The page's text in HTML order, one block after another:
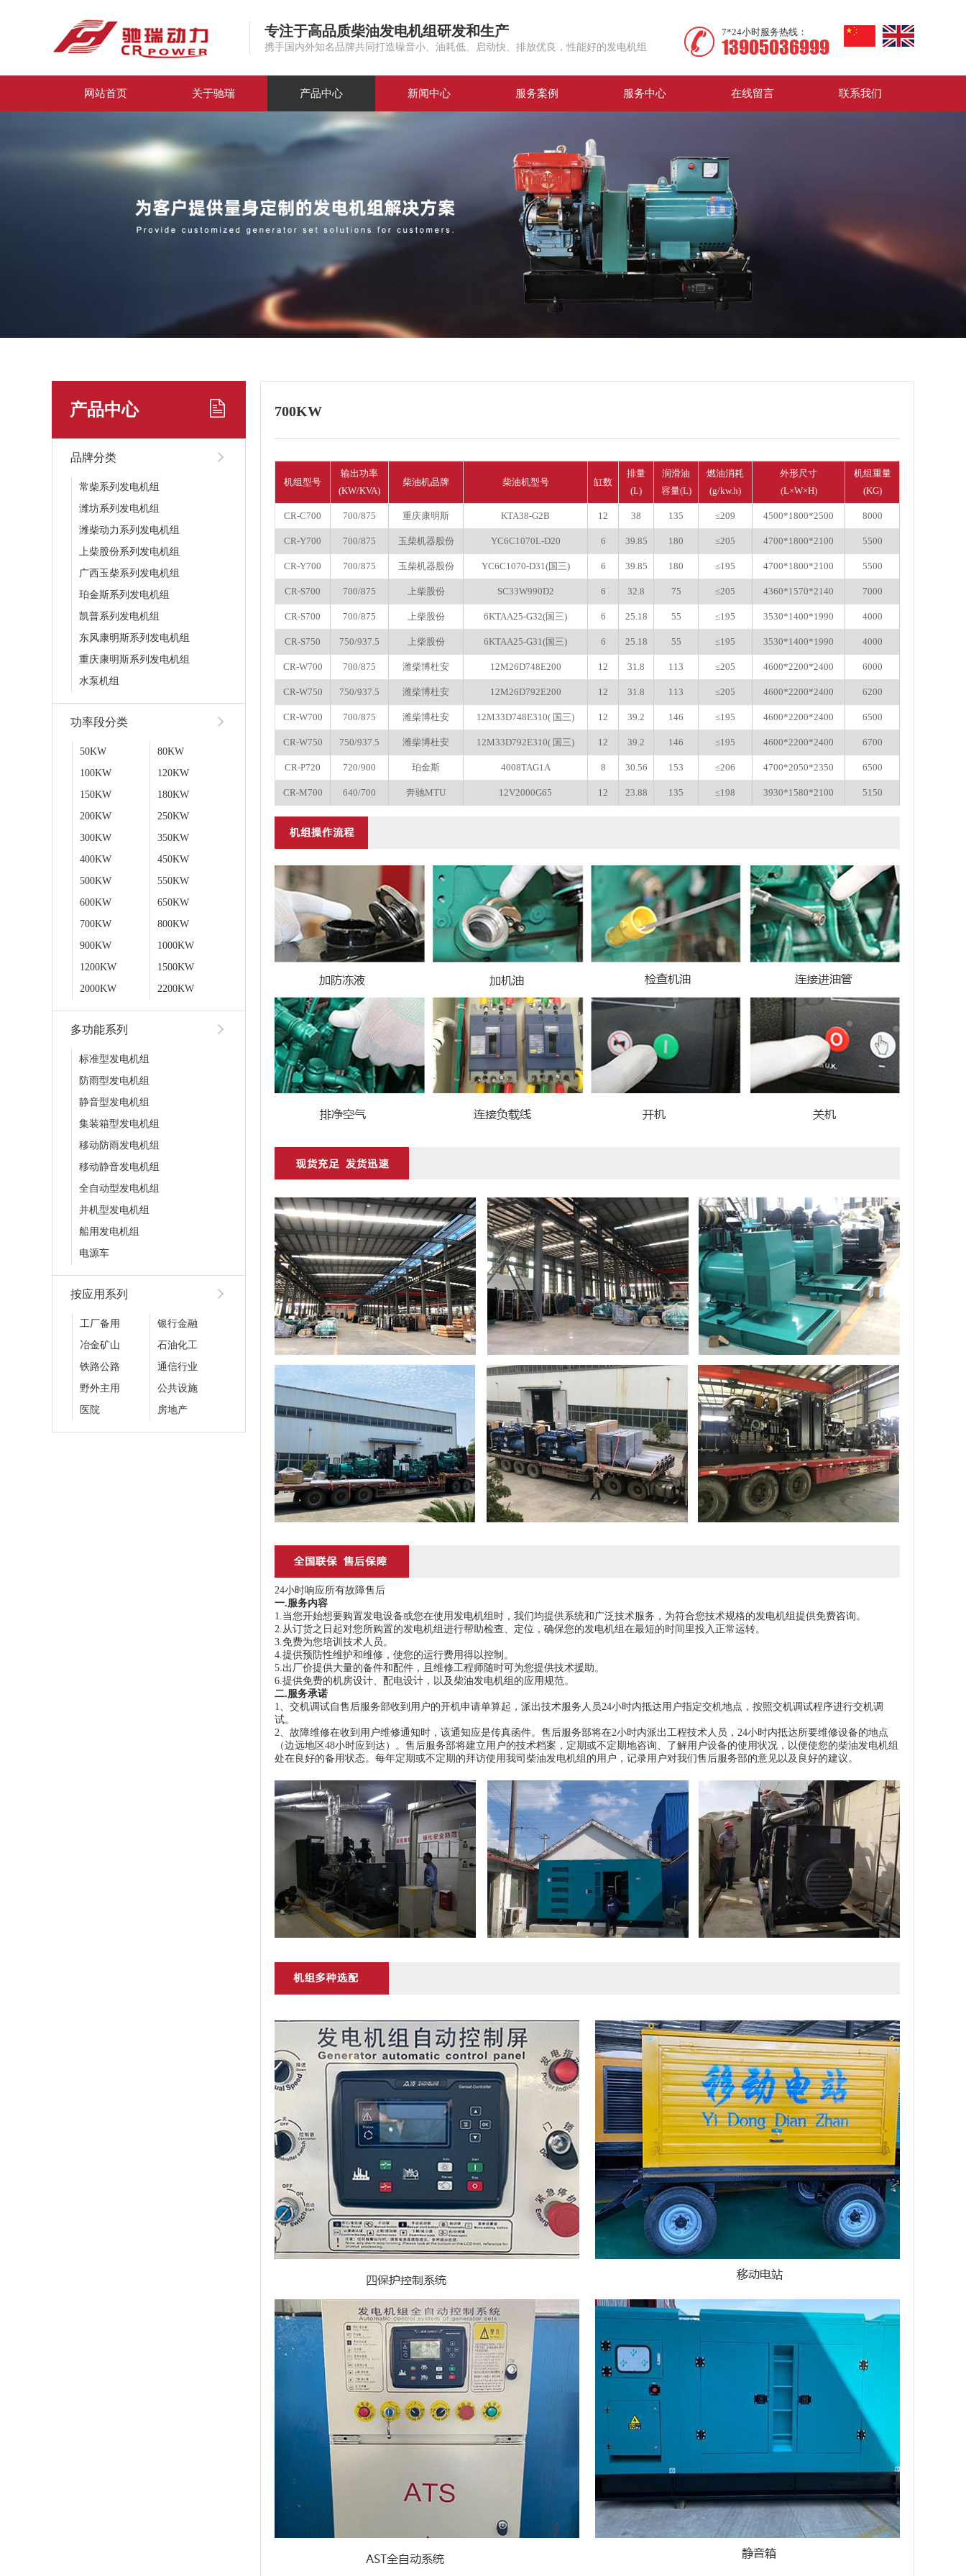
专注于高品质柴油发电机组研发和生产
携手国内外知名品牌共同打造噪音小、油耗低、启动快、排放优良，性能好的发电机组
7*24小时服务热线：
13905036999
网站首页 关于驰瑞 产品中心 新闻中心 服务案例 服务中心 在线留言 联系我们
产品中心
品牌分类
常柴系列发电机组
潍坊系列发电机组
潍柴动力系列发电机组
上柴股份系列发电机组
广西玉柴系列发电机组
珀金斯系列发电机组
凯普系列发电机组
东风康明斯系列发电机组
重庆康明斯系列发电机组
水泵机组
功率段分类
50KW
80KW
100KW
120KW
150KW
180KW
200KW
250KW
300KW
350KW
400KW
450KW
500KW
550KW
600KW
650KW
700KW
800KW
900KW
1000KW
1200KW
1500KW
2000KW
2200KW
多功能系列
标准型发电机组
防雨型发电机组
静音型发电机组
集装箱型发电机组
移动防雨发电机组
移动静音发电机组
全自动型发电机组
并机型发电机组
船用发电机组
电源车
按应用系列
工厂备用
银行金融
冶金矿山
石油化工
铁路公路
通信行业
野外主用
公共设施
医院
房地产
700KW
机组型号
输出功率
(KW/KVA)
柴油机品牌 柴油机型号 缸数
排量
(L)
润滑油
容量(L)
燃油消耗
(g/kw.h)
外形尺寸
(L×W×H)
机组重量
(KG)
CR-C700 700/875 重庆康明斯 KTA38-G2B 12 38 135 ≤209 4500*1800*2500 8000
CR-Y700 700/875 玉柴机器股份 YC6C1070L-D20 6 39.85 180 ≤205 4700*1800*2100 5500
CR-Y700 700/875 玉柴机器股份 YC6C1070-D31(国三) 6 39.85 180 ≤195 4700*1800*2100 5500
CR-S700 700/875 上柴股份 SC33W990D2 6 32.8 75 ≤205 4360*1570*2140 7000
CR-S700 700/875 上柴股份 6KTAA25-G32(国三) 6 25.18 55 ≤195 3530*1400*1990 4000
CR-S750 750/937.5 上柴股份 6KTAA25-G31(国三) 6 25.18 55 ≤195 3530*1400*1990 4000
CR-W700 700/875 潍柴博杜安 12M26D748E200 12 31.8 113 ≤205 4600*2200*2400 6000
CR-W750 750/937.5 潍柴博杜安 12M26D792E200 12 31.8 113 ≤205 4600*2200*2400 6200
CR-W700 700/875 潍柴博杜安 12M33D748E310( 国三) 12 39.2 146 ≤195 4600*2200*2400 6500
CR-W750 750/937.5 潍柴博杜安 12M33D792E310( 国三) 12 39.2 146 ≤195 4600*2200*2400 6700
CR-P720 720/900 珀金斯 4008TAG1A 8 30.56 153 ≤206 4700*2050*2350 6500
CR-M700 640/700 奔驰MTU 12V2000G65 12 23.88 135 ≤198 3930*1580*2100 5150
24小时响应所有故障售后
一.服务内容
1.当您开始想要购置发电设备或您在使用发电机组时，我们均提供系统和广泛技术服务，为符合您技术规格的发电机组提供免费咨询。
2.从订货之日起对您所购置的发电机组进行帮助检查、定位，确保您的发电机组在最短的时间里投入正常运转。
3.免费为您培训技术人员。
4.提供预防性维护和维修，使您的运行费用得以控制。
5.出厂价提供大量的备件和配件，且维修工程师随时可为您提供技术援助。
6.提供免费的机房设计、配电设计，以及柴油发电机组的应用规范。
二.服务承诺
1、交机调试自售后服务部收到用户的开机申请单算起，派出技术服务人员24小时内抵达用户指定交机地点，按照交机调试程序进行交机调
试。
2、故障维修在收到用户维修通知时，该通知应是传真函件。售后服务部将在2小时内派出工程技术人员，24小时内抵达所要维修设备的地点
（边远地区48小时应到达）。售后服务部将建立用户的技术档案，定期或不定期地咨询、了解用户设备的使用状况，以便使您的柴油发电机组
处在良好的备用状态。每年定期或不定期的拜访使用我司柴油发电机组的用户，记录用户对我们售后服务部的意见以及良好的建议。